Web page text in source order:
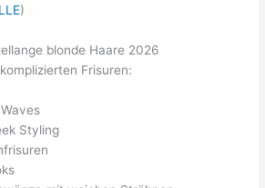
)
blonde Haare 2026
Frisuren:
Styling